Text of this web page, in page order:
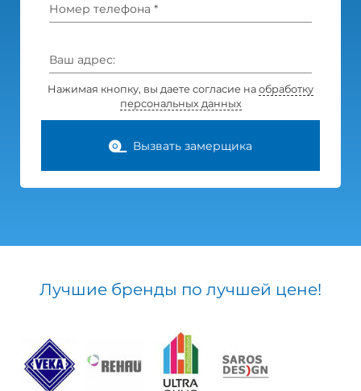
Номер телефона *
Ваш адрес:
Нажимая кнопку, вы даете согласие на обработку
персональных данных
Вызвать замерщика
Лучшие бренды по лучшей цене!